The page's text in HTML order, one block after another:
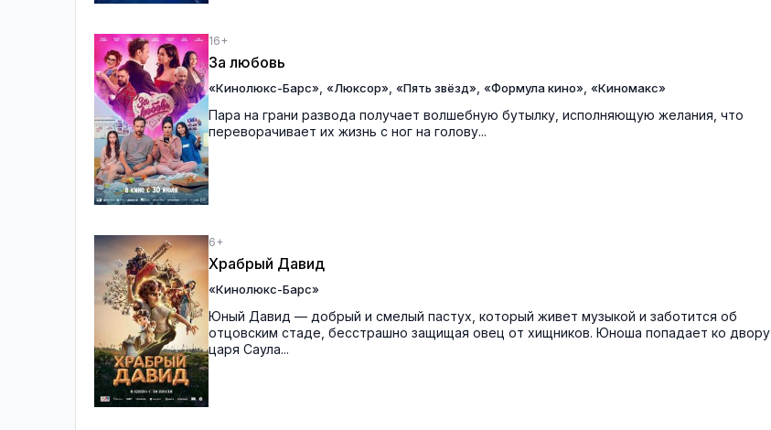
16+
За любовь
«Кинолюкс-Барс» «Люксор» «Пять звёзд» «Формула кино» «Киномакс»
Пара на грани развода получает волшебную бутылку, исполняющую желания, что
переворачивает их жизнь с ног на голову...
6+
Храбрый Давид
«Кинолюкс-Барс»
Юный Давид — добрый и смелый пастух, который живет музыкой и заботится об
отцовским стаде, бесстрашно защищая овец от хищников. Юноша попадает ко двору
царя Саула...